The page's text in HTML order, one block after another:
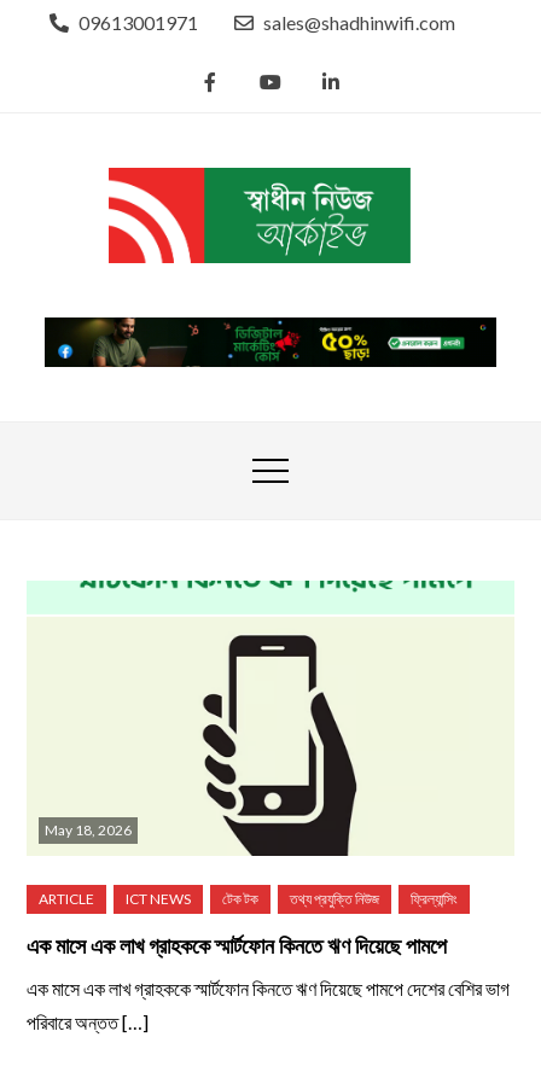
09613001971 sales@shadhinwifi.com
May 18, 2026
এক মাসে এক লাখ গ্রাহককে স্মার্টফোন কিনতে ঋণ দিয়েছে পামপে
এক মাসে এক লাখ গ্রাহককে স্মার্টফোন কিনতে ঋণ দিয়েছে পামপে দেশের বেশির ভাগ
পরিবারে অন্তত […]